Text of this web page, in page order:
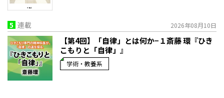
5 連載 2026年08月10日
【第4回】「自律」とは何か−１――斎藤 環『ひき
こもりと「自律」』
学術・教養系